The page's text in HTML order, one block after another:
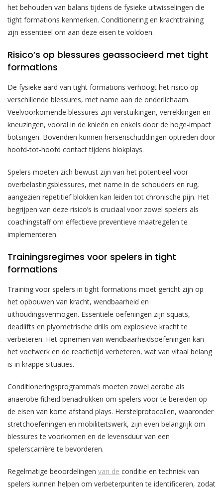
het behouden van balans tijdens de fysieke uitwisselingen die
tight formations kenmerken. Conditionering en krachttraining
zijn essentieel om aan deze eisen te voldoen.
Risico’s op blessures geassocieerd met tight
formations
De fysieke aard van tight formations verhoogt het risico op
verschillende blessures, met name aan de onderlichaam.
Veelvoorkomende blessures zijn verstuikingen, verrekkingen en
kneuzingen, vooral in de knieën en enkels door de hoge-impact
botsingen. Bovendien kunnen hersenschuddingen optreden door
hoofd-tot-hoofd contact tijdens blokplays.
Spelers moeten zich bewust zijn van het potentieel voor
overbelastingsblessures, met name in de schouders en rug,
aangezien repetitief blokken kan leiden tot chronische pijn. Het
begrijpen van deze risico’s is cruciaal voor zowel spelers als
coachingstaff om effectieve preventieve maatregelen te
implementeren.
Trainingsregimes voor spelers in tight
formations
Training voor spelers in tight formations moet gericht zijn op
het opbouwen van kracht, wendbaarheid en
uithoudingsvermogen. Essentiële oefeningen zijn squats,
deadlifts en plyometrische drills om explosieve kracht te
verbeteren. Het opnemen van wendbaarheidsoefeningen kan
het voetwerk en de reactietijd verbeteren, wat van vitaal belang
is in krappe situaties.
Conditioneringsprogramma’s moeten zowel aerobe als
anaerobe fitheid benadrukken om spelers voor te bereiden op
de eisen van korte afstand plays. Herstelprotocollen, waaronder
stretchoefeningen en mobiliteitswerk, zijn even belangrijk om
blessures te voorkomen en de levensduur van een
spelerscarrière te bevorderen.
Regelmatige beoordelingen van de conditie en techniek van
spelers kunnen helpen om verbeterpunten te identificeren, zodat